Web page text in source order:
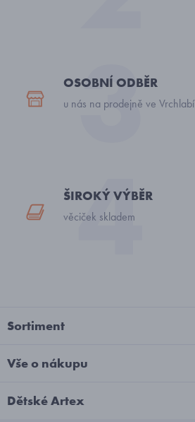
OSOBNÍ ODBĚR
u nás na prodejně ve Vrchlabí
ŠIROKÝ VÝBĚR
věciček skladem
Sortiment
Vše o nákupu
Dětské Artex